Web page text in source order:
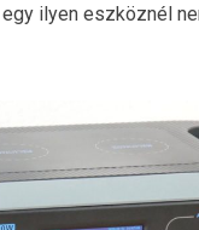
ilyen eszköznél